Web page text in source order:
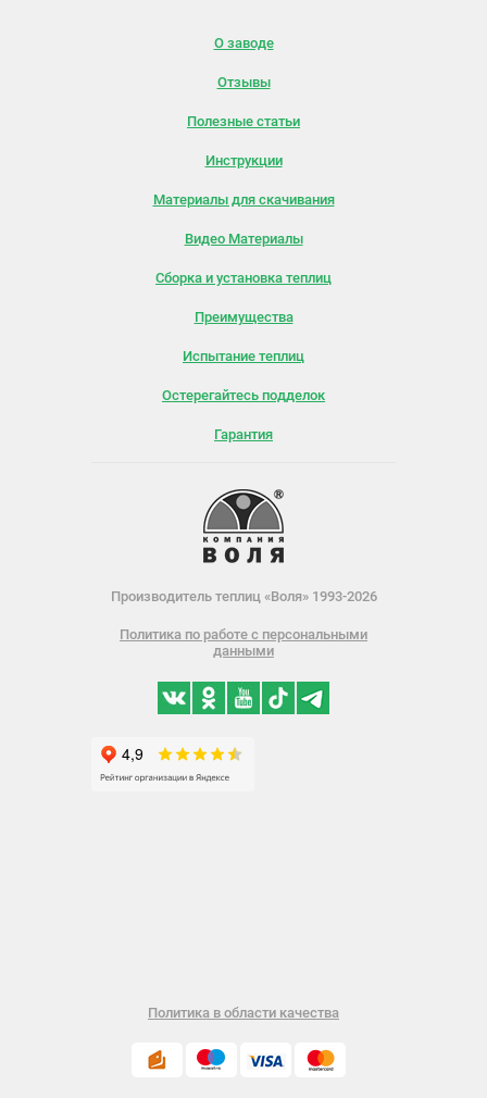
О заводе
Отзывы
Полезные статьи
Инструкции
Материалы для скачивания
Видео Материалы
Сборка и установка теплиц
Преимущества
Испытание теплиц
Остерегайтесь подделок
Гарантия
Производитель теплиц «Воля» 1993-2026
Политика по работе с персональными
данными
Политика в области качества